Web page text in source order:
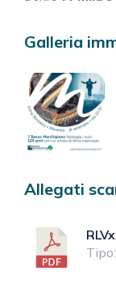
Galleria
Allegati